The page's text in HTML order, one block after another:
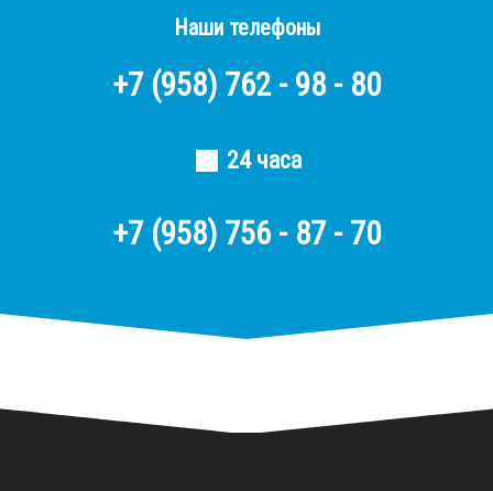
Наши телефоны
+7 (958) 762 - 98 - 80
24 часа
+7 (958) 756 - 87 - 70